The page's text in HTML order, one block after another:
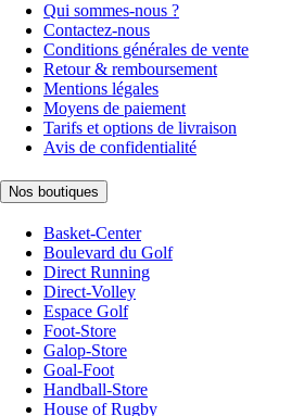
Qui sommes-nous ?
Contactez-nous
Conditions générales de vente
Retour & remboursement
Mentions légales
Moyens de paiement
Tarifs et options de livraison
Avis de confidentialité
Nos boutiques
Basket-Center
Boulevard du Golf
Direct Running
Direct-Volley
Espace Golf
Foot-Store
Galop-Store
Goal-Foot
Handball-Store
House of Rugby